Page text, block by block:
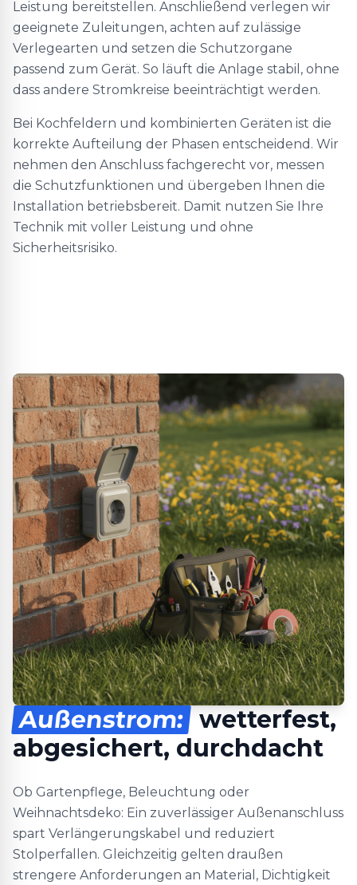
Leistung bereitstellen. Anschließend verlegen wir
geeignete Zuleitungen, achten auf zulässige
Verlegearten und setzen die Schutzorgane
passend zum Gerät. So läuft die Anlage stabil, ohne
dass andere Stromkreise beeinträchtigt werden.
Bei Kochfeldern und kombinierten Geräten ist die
korrekte Aufteilung der Phasen entscheidend. Wir
nehmen den Anschluss fachgerecht vor, messen
die Schutzfunktionen und übergeben Ihnen die
Installation betriebsbereit. Damit nutzen Sie Ihre
Technik mit voller Leistung und ohne
Sicherheitsrisiko.
Außenstrom: wetterfest,
abgesichert, durchdacht
Ob Gartenpflege, Beleuchtung oder
Weihnachtsdeko: Ein zuverlässiger Außenanschluss
spart Verlängerungskabel und reduziert
Stolperfallen. Gleichzeitig gelten draußen
strengere Anforderungen an Material, Dichtigkeit